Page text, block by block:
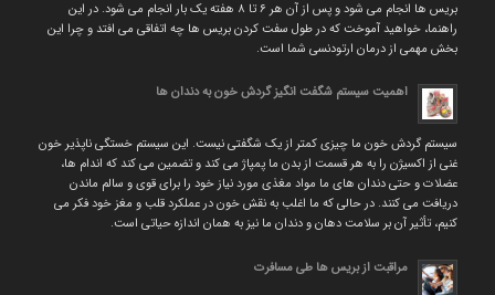
بریس ها انجام می شود و پس از آن هر ۶ تا ۸ هفته یک بار انجام می شود. در این
راهنما، خواهید آموخت که در طول سفت کردن بریس ها چه اتفاقی می افتد و چرا این
بخش مهمی از درمان ارتودنسی شما است.
اهمیت سیستم شگفت انگیز گردش خون به دندان ها
سیستم گردش خون ما چیزی کمتر از یک شگفتی نیست. این سیستم خستگی ناپذیر خون
غنی از اکسیژن را به هر قسمت از بدن ما پمپاژ می کند و تضمین می کند که اندام ها،
عضلات و حتی دندان های ما مواد مغذی مورد نیاز خود را برای قوی و سالم ماندن
دریافت می کنند. در حالی که ما اغلب به نقش خون در عملکرد قلب و مغز خود فکر می
کنیم، تأثیر آن بر سلامت دهان و دندان ما نیز به همان اندازه حیاتی است.
مراقبت از بریس ها طی مسافرت